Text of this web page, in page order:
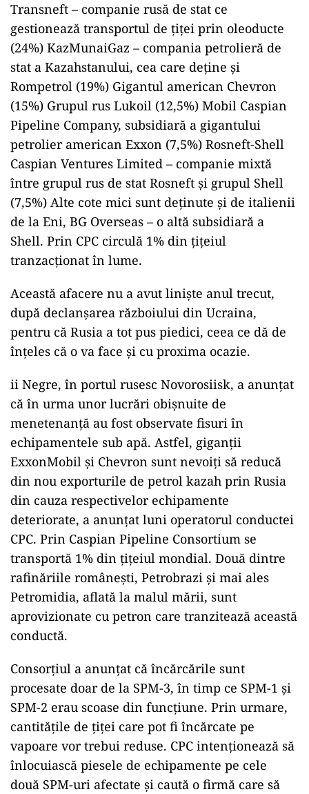
Transneft – companie rusă de stat ce
gestionează transportul de țiței prin oleoducte
(24%) KazMunaiGaz – compania petrolieră de
stat a Kazahstanului, cea care deține și
Rompetrol (19%) Gigantul american Chevron
(15%) Grupul rus Lukoil (12,5%) Mobil Caspian
Pipeline Company, subsidiară a gigantului
petrolier american Exxon (7,5%) Rosneft-Shell
Caspian Ventures Limited – companie mixtă
între grupul rus de stat Rosneft și grupul Shell
(7,5%) Alte cote mici sunt deținute și de italienii
de la Eni, BG Overseas – o altă subsidiară a
Shell. Prin CPC circulă 1% din țițeiul
tranzacționat în lume.
Această afacere nu a avut liniște anul trecut,
după declanșarea războiului din Ucraina,
pentru că Rusia a tot pus piedici, ceea ce dă de
înțeles că o va face și cu proxima ocazie.
ii Negre, în portul rusesc Novorosiisk, a anunțat
că în urma unor lucrări obișnuite de
menetenanță au fost observate fisuri în
echipamentele sub apă. Astfel, giganții
ExxonMobil și Chevron sunt nevoiți să reducă
din nou exporturile de petrol kazah prin Rusia
din cauza respectivelor echipamente
deteriorate, a anunțat luni operatorul conductei
CPC. Prin Caspian Pipeline Consortium se
transportă 1% din țițeiul mondial. Două dintre
rafinăriile românești, Petrobrazi și mai ales
Petromidia, aflată la malul mării, sunt
aprovizionate cu petron care tranzitează această
conductă.
Consorțiul a anunțat că încărcările sunt
procesate doar de la SPM-3, în timp ce SPM-1 și
SPM-2 erau scoase din funcțiune. Prin urmare,
cantitățile de țiței care pot fi încărcate pe
vapoare vor trebui reduse. CPC intenționează să
înlocuiască piesele de echipamente pe cele
două SPM-uri afectate și caută o firmă care să